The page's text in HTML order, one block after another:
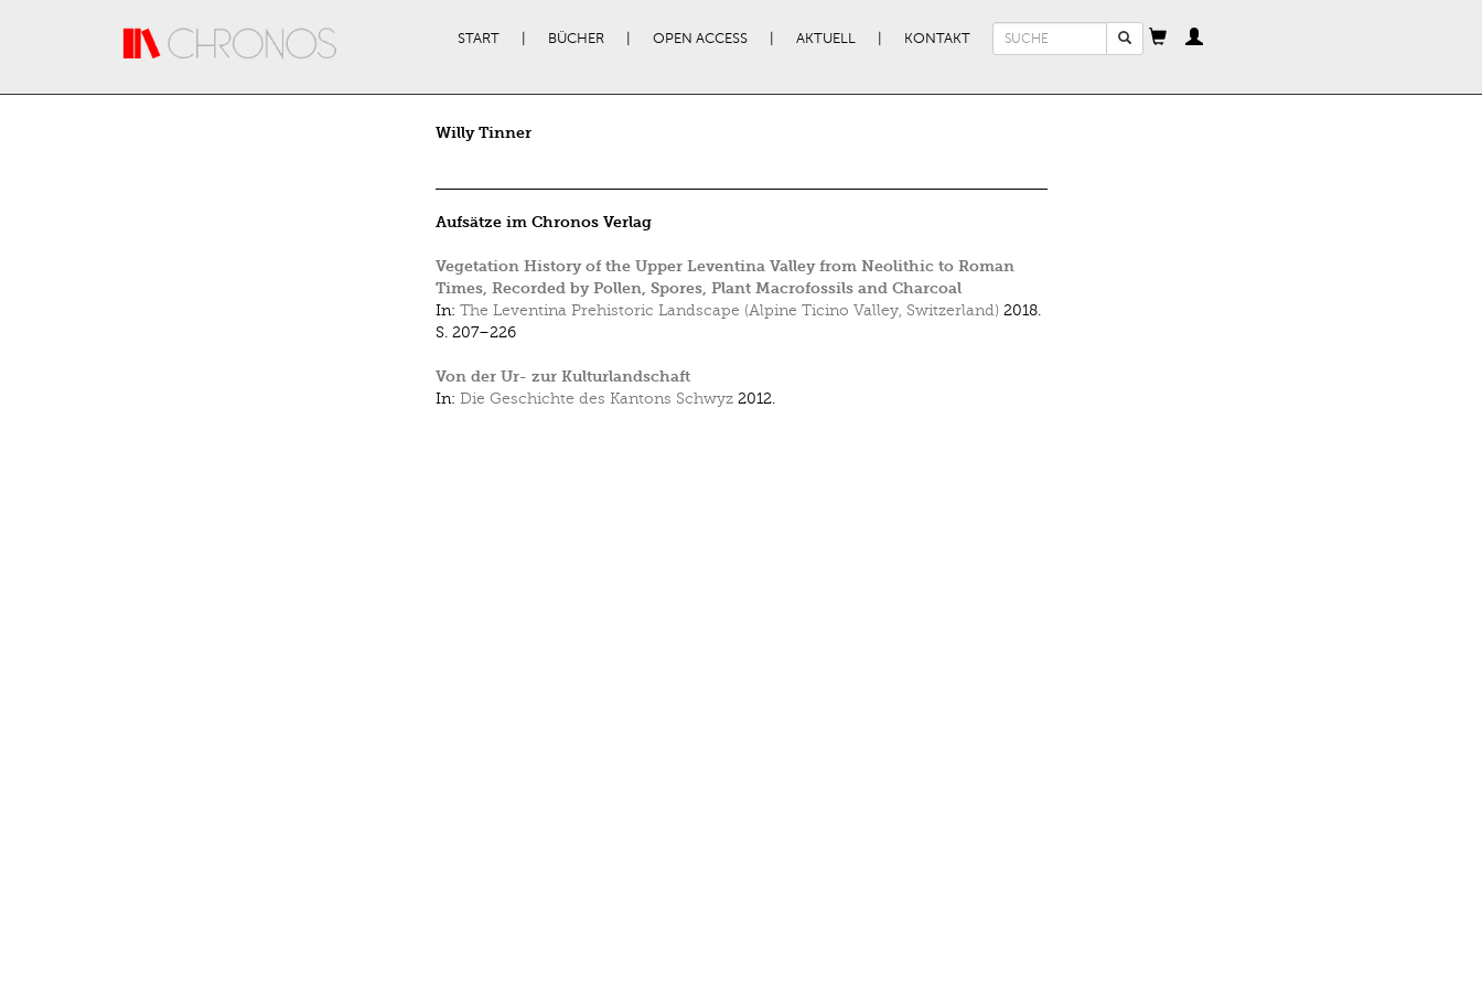
START BÜCHER OPEN ACCESS AKTUELL KONTAKT
Suchformular
Willy Tinner
Aufsätze im Chronos Verlag
Vegetation History of the Upper Leventina Valley from Neolithic to Roman
Times, Recorded by Pollen, Spores, Plant Macrofossils and Charcoal
In: The Leventina Prehistoric Landscape (Alpine Ticino Valley, Switzerland) 2018.
S. 207–226
Von der Ur- zur Kulturlandschaft
In: Die Geschichte des Kantons Schwyz 2012.